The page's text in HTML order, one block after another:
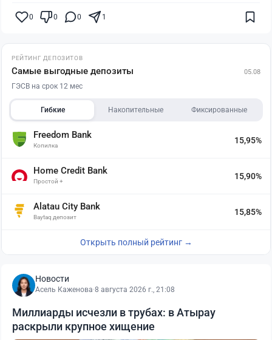
0 0 0 1
РЕЙТИНГ ДЕПОЗИТОВ
Самые выгодные депозиты 05.08
ГЭСВ на срок 12 мес
Гибкие Накопительные Фиксированные
Freedom Bank
Копилка
15,95%
Home Credit Bank
Простой +
15,90%
Alatau City Bank
Baytaq депозит
15,85%
Открыть полный рейтинг →
Новости
Асель Каженова·8 августа 2026 г., 21:08
Миллиарды исчезли в трубах: в Атырау
раскрыли крупное хищение